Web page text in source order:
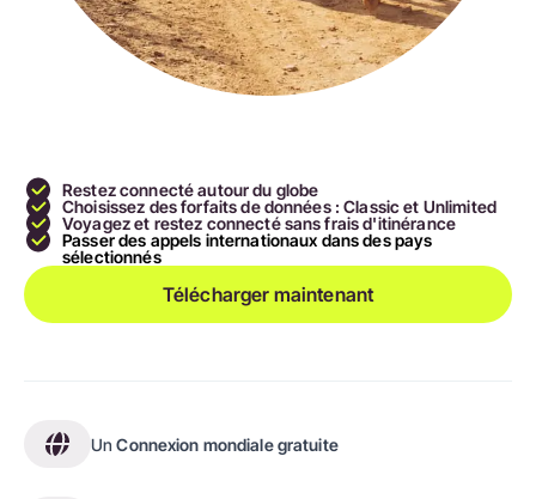
Restez connecté autour du globe
Choisissez des forfaits de données : Classic et Unlimited
Voyagez et restez connecté sans frais d'itinérance
Passer des appels internationaux dans des pays
sélectionnés
Télécharger maintenant
UnConnexion mondiale gratuite